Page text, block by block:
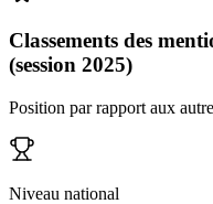
Classements des
(session 2025)
Position par rapport aux
Niveau national